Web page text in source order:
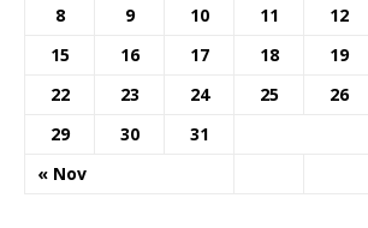
« Nov
8
9 10 11 12
15
16 17 18 19
22
23 24 25 26
29
30 31